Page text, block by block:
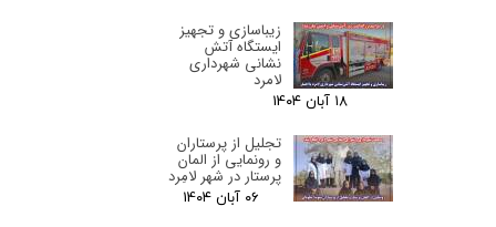
زیباسازی و تجهیز
ایستگاه آتش
نشانی شهرداری
لامرد
۱۸ آبان ۰۴
تجلیل از پرستاران
و رونمایی از المان
پرستار در شهر لامِرد
۰۶ آبان ۰۴